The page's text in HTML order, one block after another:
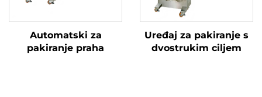
Automatski za
pakiranje praha
Uređaj za pakiranje s
dvostrukim ciljem